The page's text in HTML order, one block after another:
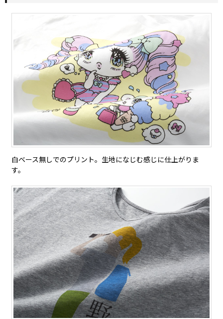
白ベース無しでのプリント。生地になじむ感じに仕上がりま
す。